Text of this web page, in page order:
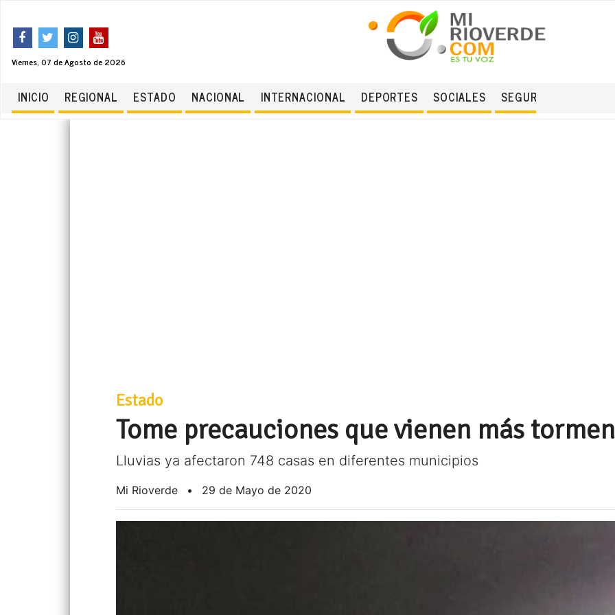
Viernes, 07 de Agosto de 2026
INICIO REGIONAL ESTADO NACIONAL INTERNACIONAL DEPORTES SOCIALES SEGURIDAD
Estado
Tome precauciones que vienen más
Lluvias ya afectaron 748 casas en diferentes municipios
Mi Rioverde • 29 de Mayo de 2020